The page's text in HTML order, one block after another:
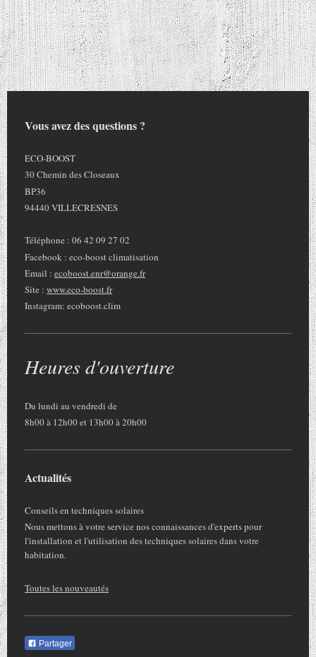
Vous avez des questions ?
ECO-BOOST
30 Chemin des Closeaux
BP36
94440 VILLECRESNES
Téléphone : 06 42 09 27 02
Facebook : eco-boost climatisation
Email : ecoboost.enr@orange.fr
Site : www.eco-boost.fr
Instagram: ecoboost.clim
Heures d'ouverture
Du lundi au vendredi de
8h00 à 12h00 et 13h00 à 20h00
Actualités
Conseils en techniques solaires
Nous mettons à votre service nos connaissances d'experts pour
l'installation et l'utilisation des techniques solaires dans votre
habitation.
Toutes les nouveautés
Partager